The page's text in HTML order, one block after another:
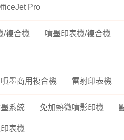
Aspire Lite
P6
商用網路通訊設備
網狀路由器
分享器
Pro
/複合機 噴墨印表機/複合機
噴墨商用複合機 雷射印表機
系統 免加熱微噴影印機
表機